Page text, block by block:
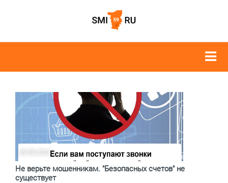
29.08.2024
Не верьте мошенникам. "Безопасных счетов" не
существует